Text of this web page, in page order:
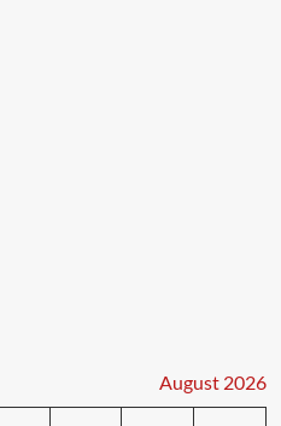
August 2026